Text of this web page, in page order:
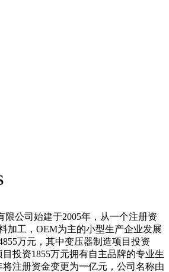
公司始建于2005年，从一个注册资
加工，OEM为主的小型生产企业发展
万元，其中变压器制造项目投资
投资1855万元拥有自主品牌的专业生
将注册资金变更为一亿元，公司名称由